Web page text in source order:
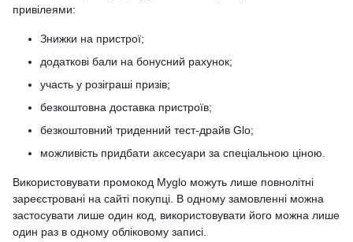
привілеями:
Знижки на пристрої;
додаткові бали на бонусний рахунок;
участь у розіграші призів;
безкоштовна доставка пристроїв;
безкоштовний триденний тест-драйв Glo;
можливість придбати аксесуари за спеціальною ціною.
Використовувати промокод Myglo можуть лише повнолітні
зареєстровані на сайті покупці. В одному замовленні можна
застосувати лише один код, використовувати його можна лише
один раз в одному обліковому записі.